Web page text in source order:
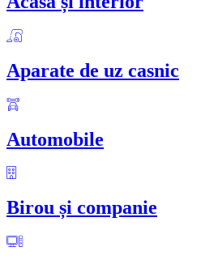
Aparate de uz casnic
Automobile
Birou și companie